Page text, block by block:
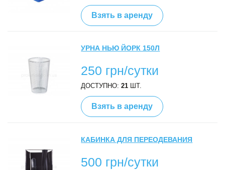
Взять в аренду
УРНА НЬЮ ЙОРК 150Л
250 грн/сутки
ДОСТУПНО:21 ШТ.
Взять в аренду
КАБИНКА ДЛЯ ПЕРЕОДЕВАНИЯ
500 грн/сутки